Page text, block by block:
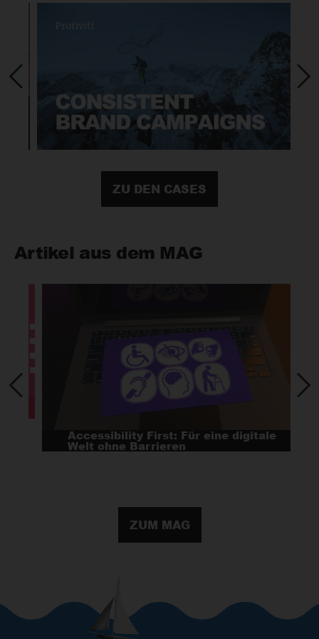
ZU DEN CASES
Artikel aus dem MAG
Accessibility First: Für eine digitale
Welt ohne Barrieren
ZUM MAG